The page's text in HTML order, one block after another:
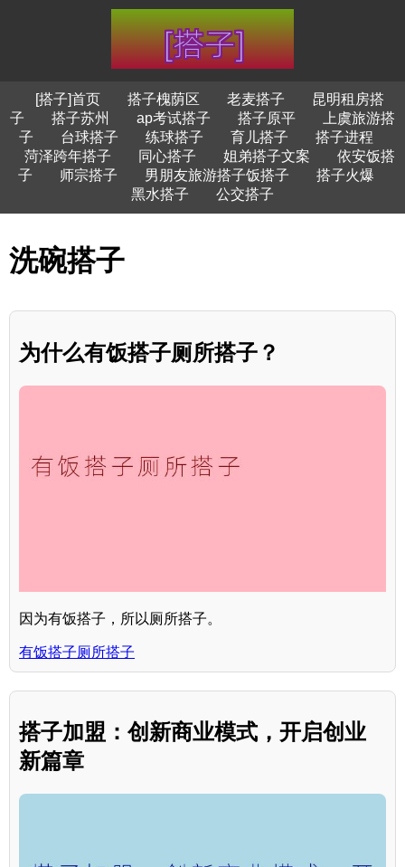
[搭子]首页 搭子槐荫区 老麦搭子
昆明租房搭
子
搭子苏州 ap考试搭子 搭子原平
上虞旅游搭
子
台球搭子 练球搭子 育儿搭子
搭子进程
菏泽跨年搭子
同心搭子 姐弟搭子文案
依安饭搭
子
师宗搭子 男朋友旅游搭子饭搭子
搭子火爆
黑水搭子
公交搭子
洗碗搭子
为什么有饭搭子厕所搭子？
因为有饭搭子，所以厕所搭子。
有饭搭子厕所搭子
搭子加盟：创新商业模式，开启创业
新篇章